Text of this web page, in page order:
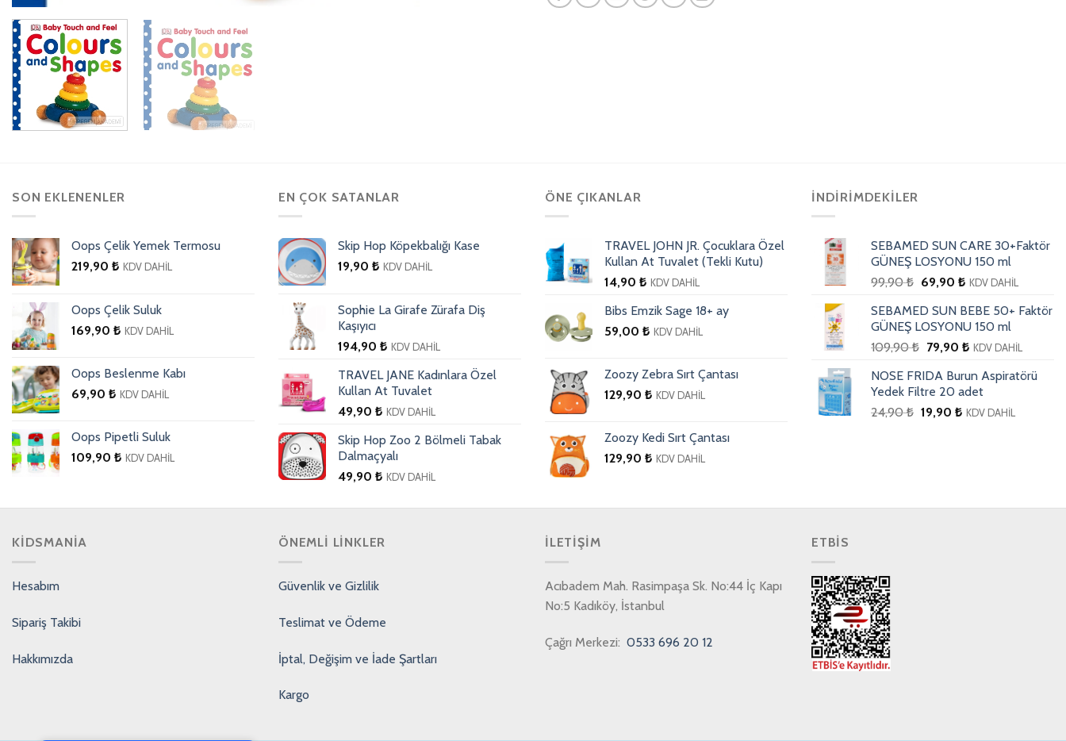
SON EKLENENLER
Oops Çelik Yemek Termosu
219,90 ₺ KDV DAHİL
Oops Çelik Suluk
169,90 ₺ KDV DAHİL
Oops Beslenme Kabı
69,90 ₺ KDV DAHİL
Oops Pipetli Suluk
109,90 ₺ KDV DAHİL
EN ÇOK SATANLAR
Skip Hop Köpekbalığı Kase
19,90 ₺ KDV DAHİL
Sophie La Girafe Zürafa Diş
Kaşıyıcı
194,90 ₺ KDV DAHİL
TRAVEL JANE Kadınlara Özel
Kullan At Tuvalet
49,90 ₺ KDV DAHİL
Skip Hop Zoo 2 Bölmeli Tabak
Dalmaçyalı
49,90 ₺ KDV DAHİL
ÖNE ÇIKANLAR
TRAVEL JOHN JR. Çocuklara Özel
Kullan At Tuvalet (Tekli Kutu)
14,90 ₺ KDV DAHİL
Bibs Emzik Sage 18+ ay
59,00 ₺ KDV DAHİL
Zoozy Zebra Sırt Çantası
129,90 ₺ KDV DAHİL
Zoozy Kedi Sırt Çantası
129,90 ₺ KDV DAHİL
İNDIRIMDEKILER
SEBAMED SUN CARE 30+Faktör
GÜNEŞ LOSYONU 150 ml
99,90₺ 69,90 ₺ KDV DAHİL
SEBAMED SUN BEBE 50+ Faktör
GÜNEŞ LOSYONU 150 ml
109,90₺ 79,90 ₺ KDV DAHİL
NOSE FRIDA Burun Aspiratörü
Yedek Filtre 20 adet
24,90₺ 19,90 ₺ KDV DAHİL
KIDSMANIA
Hesabım
Sipariş Takibi
Hakkımızda
ÖNEMLI LINKLER
Güvenlik ve Gizlilik
Teslimat ve Ödeme
İptal, Değişim ve İade Şartları
Kargo
İLETIŞIM
Acıbadem Mah. Rasimpaşa Sk. No:44 İç Kapı
No:5 Kadıköy, İstanbul
Çağrı Merkezi: 0533 696 20 12
ETBİS